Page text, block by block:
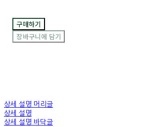
구매하기
장바구니에 담기
상세 설명 머리글
상세 설명
상세 설명 바닥글